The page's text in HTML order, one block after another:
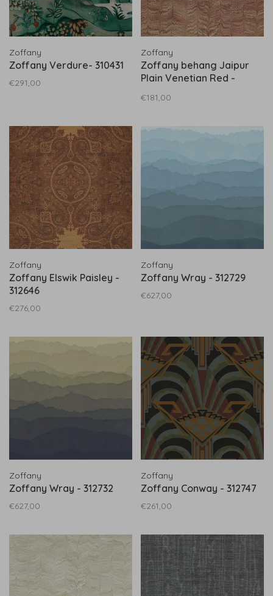
Zoffany
Zoffany Verdure- 310431
€291,00
Zoffany
Zoffany behang Jaipur
Plain Venetian Red -
€181,00
Zoffany
Zoffany Elswik Paisley -
312646
€276,00
Zoffany
Zoffany Wray - 312729
€627,00
Zoffany
Zoffany Wray - 312732
€627,00
Zoffany
Zoffany Conway - 312747
€261,00